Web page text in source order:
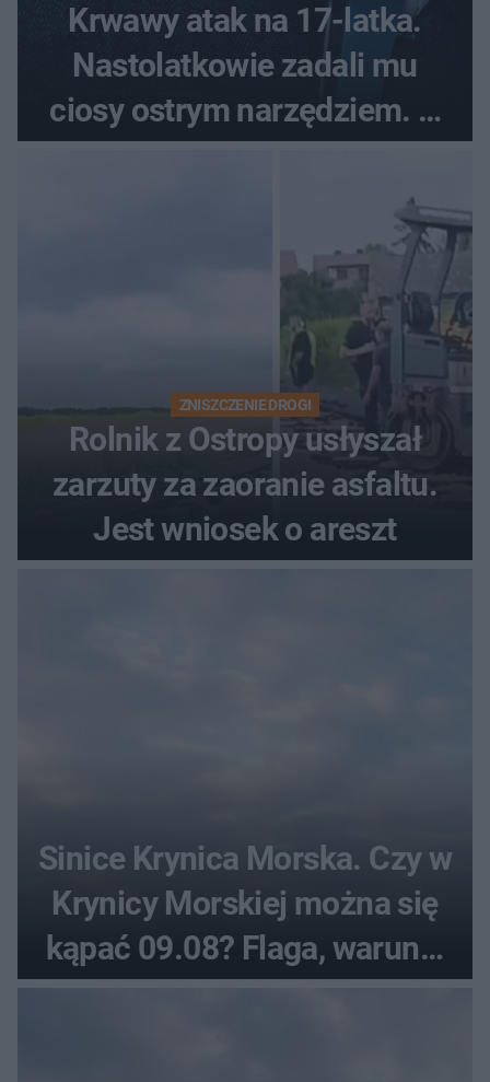
Krwawy atak na 17-latka.
Nastolatkowie zadali mu
ciosy ostrym narzędziem. O
ZNISZCZENIE DROGI
Rolnik z Ostropy usłyszał
zarzuty za zaoranie asfaltu.
Jest wniosek o areszt
Sinice Krynica Morska. Czy w
Krynicy Morskiej można się
kąpać 09.08? Flaga, warunki